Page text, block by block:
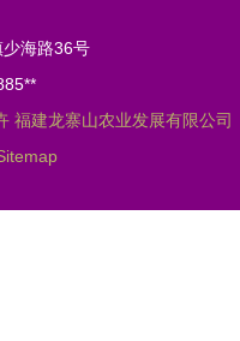
海路36号
福建龙寨山农业发展有限公司